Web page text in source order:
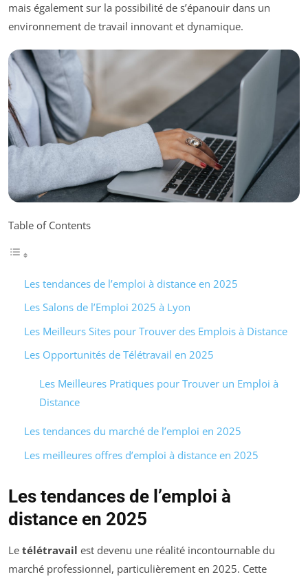
mais également sur la possibilité de s’épanouir dans un
environnement de travail innovant et dynamique.
Table of Contents
Les tendances de l’emploi à distance en 2025
Les Salons de l’Emploi 2025 à Lyon
Les Meilleurs Sites pour Trouver des Emplois à Distance
Les Opportunités de Télétravail en 2025
Les Meilleures Pratiques pour Trouver un Emploi à
Distance
Les tendances du marché de l’emploi en 2025
Les meilleures offres d’emploi à distance en 2025
Les tendances de l’emploi à
distance en 2025
Le télétravail est devenu une réalité incontournable du
marché professionnel, particulièrement en 2025. Cette